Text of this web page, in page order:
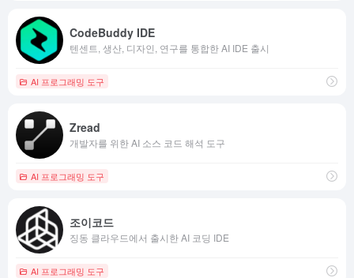
CodeBuddy IDE
텐센트, 생산, 디자인, 연구를 통합한 AI IDE 출시
AI 프로그래밍 도구
Zread
개발자를 위한 AI 소스 코드 해석 도구
AI 프로그래밍 도구
조이코드
징동 클라우드에서 출시한 AI 코딩 IDE
AI 프로그래밍 도구